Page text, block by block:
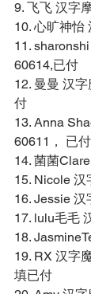
9. 飞飞 汉字
10. 心旷神怡
11.
60614,已付
12. 曼曼 汉
付
13. Anna
60611， 已付
14. 菌菌
15. Nicole
16. Jessie
17. lulu毛毛
18.
19. RX 汉字
填已付